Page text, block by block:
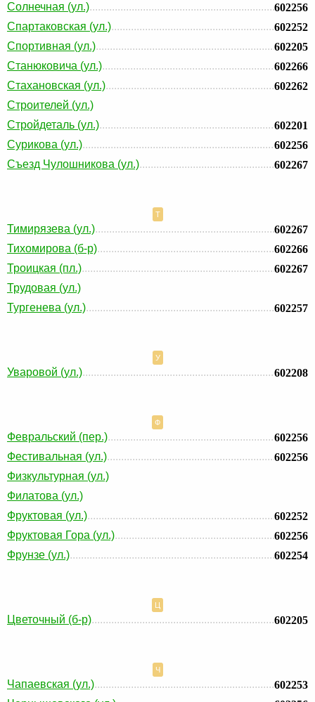
Солнечная (ул.)
602256
Спартаковская (ул.)
602252
Спортивная (ул.)
602205
Станюковича (ул.)
602266
Стахановская (ул.)
602262
Строителей (ул.)
Стройдеталь (ул.)
602201
Сурикова (ул.)
602256
Съезд Чулошникова (ул.)
602267
Т
Тимирязева (ул.)
602267
Тихомирова (б-р)
602266
Троицкая (пл.)
602267
Трудовая (ул.)
Тургенева (ул.)
602257
У
Уваровой (ул.) 602208
Ф
Февральский (пер.)
602256
Фестивальная (ул.)
602256
Физкультурная (ул.)
Филатова (ул.)
Фруктовая (ул.)
602252
Фруктовая Гора (ул.)
602256
Фрунзе (ул.)
602254
Ц
Цветочный (б-р) 602205
Ч
Чапаевская (ул.)
602253